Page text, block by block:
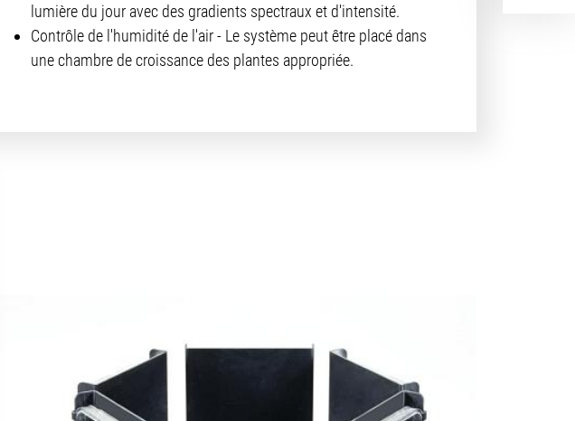
lumière du jour avec des gradients spectraux et d'intensité.
Contrôle de l'humidité de l'air - Le système peut être placé dans
une chambre de croissance des plantes appropriée.